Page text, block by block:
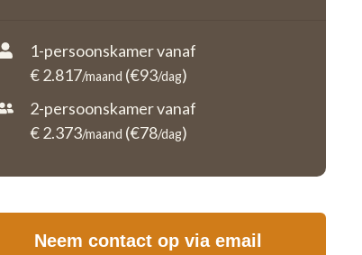
1-persoonskamer vanaf
€ 2.817/maand (€93/dag)
2-persoonskamer vanaf
€ 2.373/maand (€78/dag)
Neem contact op via email